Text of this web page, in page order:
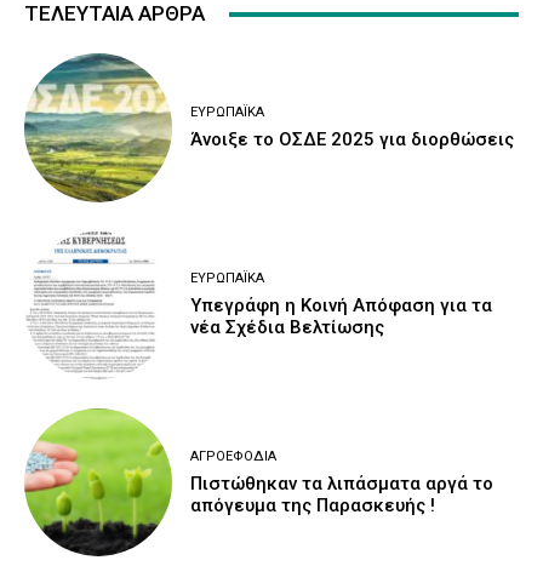
ΤΕΛΕΥΤΑΙΑ ΑΡΘΡΑ
ΕΥΡΩΠΑΪΚΆ
Άνοιξε το ΟΣΔΕ 2025 για διορθώσεις
ΕΥΡΩΠΑΪΚΆ
Υπεγράφη η Κοινή Απόφαση για τα
νέα Σχέδια Βελτίωσης
ΑΓΡΟΕΦΌΔΙΑ
Πιστώθηκαν τα λιπάσματα αργά το
απόγευμα της Παρασκευής !